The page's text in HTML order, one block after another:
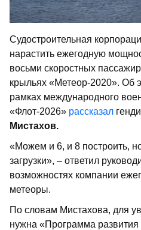
Судостроительная
нарастить ежегодную
восьми скоростных
крыльях «Метеор-2020». Об
рамках международного
«Флот-2026» рассказал
Мистахов.
«Можем и 6, и 8 построить,
загрузки», – ответил
возможностях компании
метеоры.
По словам Мистахова, для
нужна «Программа развития